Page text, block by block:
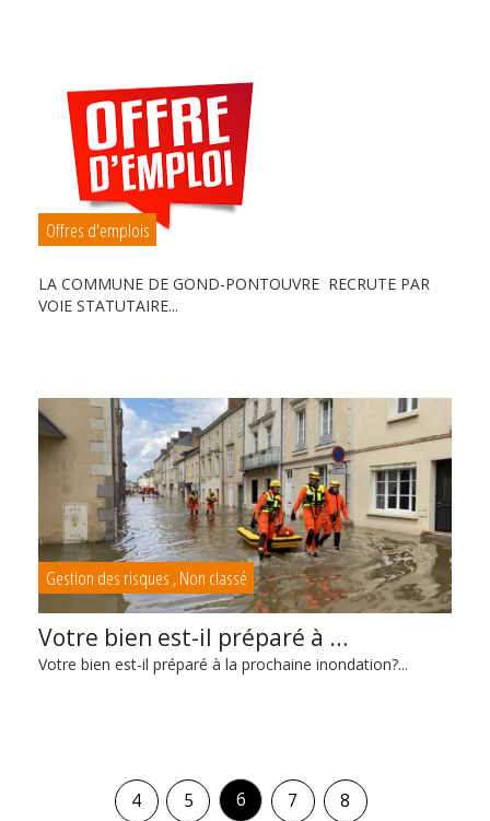
Offres d'emplois
LA COMMUNE DE GOND-PONTOUVRE RECRUTE PAR
VOIE STATUTAIRE...
Gestion des risques ,Non classé
Votre bien est-il préparé à …
Votre bien est-il préparé à la prochaine inondation?...
4 5 6 7 8